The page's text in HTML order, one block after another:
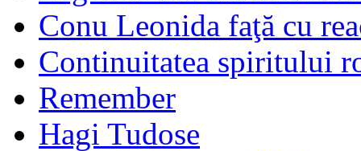
Conu Leonida faţă cu
Continuitatea spiritului
Remember
Hagi Tudose